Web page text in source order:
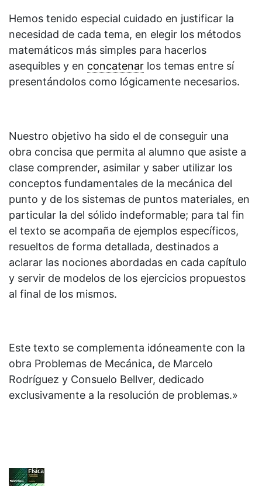
Hemos tenido especial cuidado en justificar la
necesidad de cada tema, en elegir los métodos
matemáticos más simples para hacerlos
asequibles y en concatenar los temas entre sí
presentándolos como lógicamente necesarios.
Nuestro objetivo ha sido el de conseguir una
obra concisa que permita al alumno que asiste a
clase comprender, asimilar y saber utilizar los
conceptos fundamentales de la mecánica del
punto y de los sistemas de puntos materiales, en
particular la del sólido indeformable; para tal fin
el texto se acompaña de ejemplos específicos,
resueltos de forma detallada, destinados a
aclarar las nociones abordadas en cada capítulo
y servir de modelos de los ejercicios propuestos
al final de los mismos.
Este texto se complementa idóneamente con la
obra Problemas de Mecánica, de Marcelo
Rodríguez y Consuelo Bellver, dedicado
exclusivamente a la resolución de problemas.»